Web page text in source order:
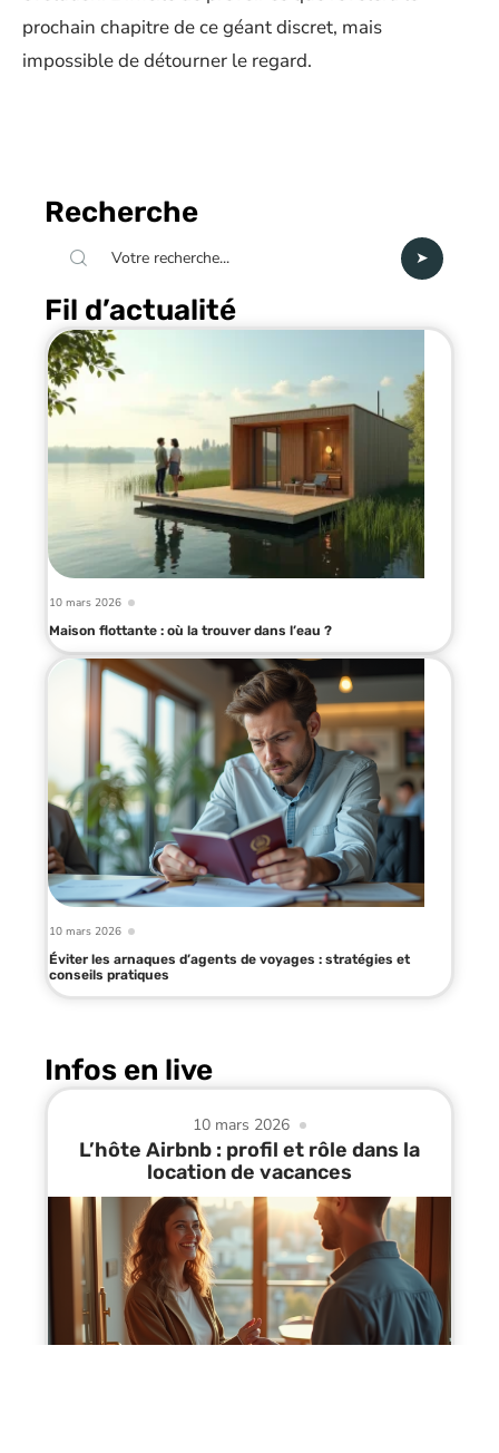
prochain chapitre de ce géant discret, mais
impossible de détourner le regard.
Recherche
Fil d’actualité
10 mars 2026
Maison flottante : où la trouver dans l’eau ?
10 mars 2026
Éviter les arnaques d’agents de voyages : stratégies et
conseils pratiques
Infos en live
10 mars 2026
L’hôte Airbnb : profil et rôle dans la
location de vacances